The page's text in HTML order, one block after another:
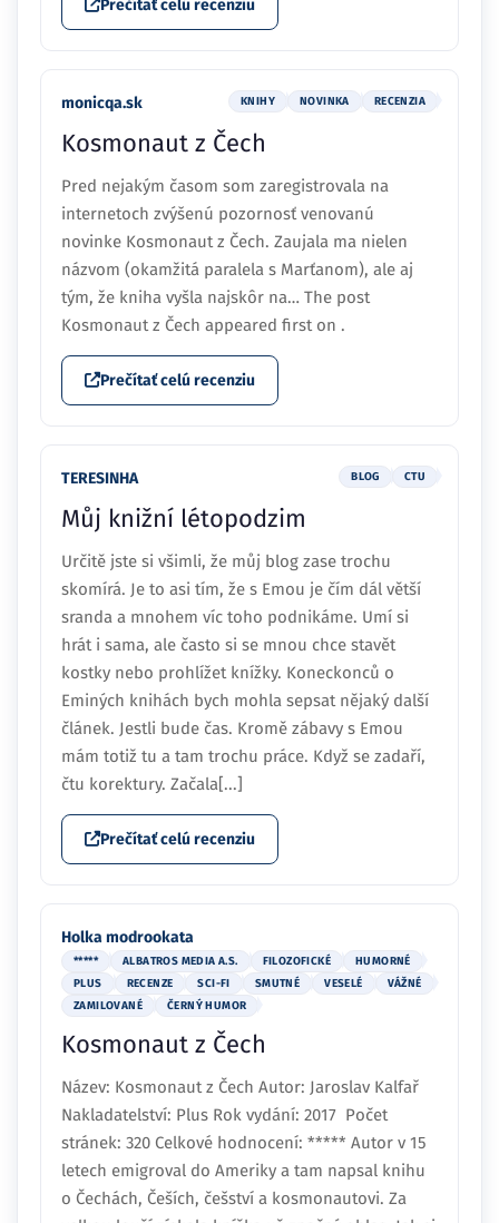
Prečítať celú recenziu
monicqa.sk KNIHY NOVINKA RECENZIA
Kosmonaut z Čech
Pred nejakým časom som zaregistrovala na
internetoch zvýšenú pozornosť venovanú
novinke Kosmonaut z Čech. Zaujala ma nielen
názvom (okamžitá paralela s Marťanom), ale aj
tým, že kniha vyšla najskôr na… The post
Kosmonaut z Čech appeared first on .
Prečítať celú recenziu
TERESINHA BLOG CTU
Můj knižní létopodzim
Určitě jste si všimli, že můj blog zase trochu
skomírá. Je to asi tím, že s Emou je čím dál větší
sranda a mnohem víc toho podnikáme. Umí si
hrát i sama, ale často si se mnou chce stavět
kostky nebo prohlížet knížky. Koneckonců o
Eminých knihách bych mohla sepsat nějaký další
článek. Jestli bude čas. Kromě zábavy s Emou
mám totiž tu a tam trochu práce. Když se zadaří,
čtu korektury. Začala[...]
Prečítať celú recenziu
Holka modrookata
***** ALBATROS MEDIA A.S. FILOZOFICKÉ
HUMORNÉ
PLUS
RECENZE SCI-FI SMUTNÉ VESELÉ
VÁŽNÉ
ZAMILOVANÉ
ČERNÝ HUMOR
Kosmonaut z Čech
Název: Kosmonaut z Čech Autor: Jaroslav Kalfař
Nakladatelství: Plus Rok vydání: 2017 Počet
stránek: 320 Celkové hodnocení: ***** Autor v 15
letech emigroval do Ameriky a tam napsal knihu
o Čechách, Češích, češství a kosmonautovi. Za